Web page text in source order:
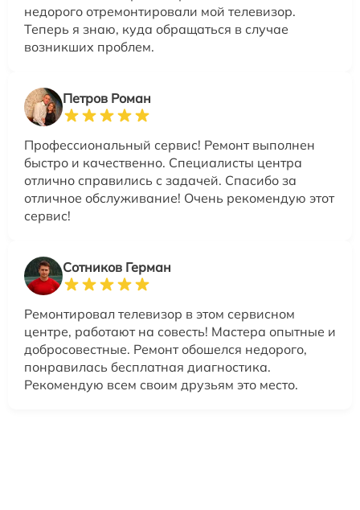
недорого отремонтировали мой телевизор.
Теперь я знаю, куда обращаться в случае
возникших проблем.
Петров Роман
Профессиональный сервис! Ремонт выполнен
быстро и качественно. Специалисты центра
отлично справились с задачей. Спасибо за
отличное обслуживание! Очень рекомендую этот
сервис!
Сотников Герман
Ремонтировал телевизор в этом сервисном
центре, работают на совесть! Мастера опытные и
добросовестные. Ремонт обошелся недорого,
понравилась бесплатная диагностика.
Рекомендую всем своим друзьям это место.